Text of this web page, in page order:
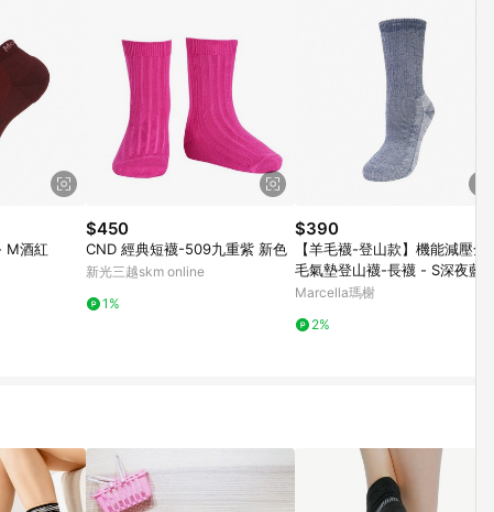
M酒紅
$450
CND 經典短襪-509九重紫 新色
新光三越skm online
1%
$390
【羊毛襪-登山款】機能減壓全起
毛氣墊登山襪-長襪 - S深夜藍
Marcella瑪榭
2%